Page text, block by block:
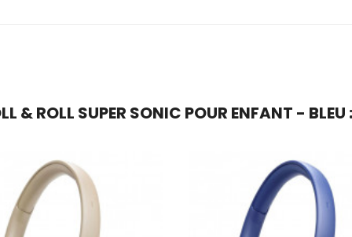
& ROLL SUPER SONIC POUR ENFANT -